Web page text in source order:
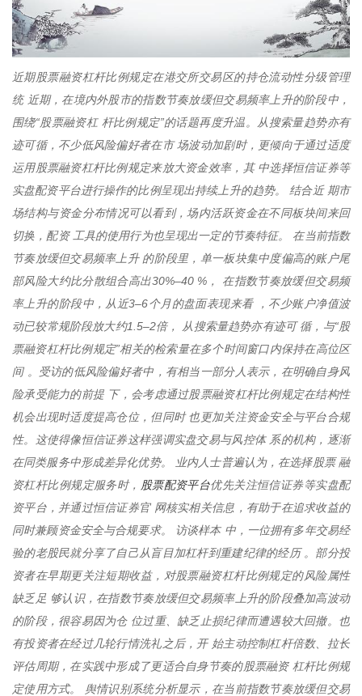
近期股票融资杠杆比例规定在港交所交易区的持仓流动性分级管理
统 近期，在境内外股市的指数节奏放缓但交易频率上升的阶段中，
围绕“股票融资杠 杆比例规定”的话题再度升温。从搜索量趋势亦有
迹可循，不少低风险偏好者在市 场波动加剧时，更倾向于通过适度
运用股票融资杠杆比例规定来放大资金效率，其 中选择恒信证券等
实盘配资平台进行操作的比例呈现出持续上升的趋势。 结合近 期市
场结构与资金分布情况可以看到，场内活跃资金在不同板块间来回
切换，配资 工具的使用行为也呈现出一定的节奏特征。 在当前指数
节奏放缓但交易频率上升 的阶段里，单一板块集中度偏高的账户尾
部风险大约比分散组合高出30%–40 %， 在指数节奏放缓但交易频
率上升的阶段中，从近3–6个月的盘面表现来看 ，不少账户净值波
动已较常规阶段放大约1.5–2倍， 从搜索量趋势亦有迹可 循，与“股
票融资杠杆比例规定”相关的检索量在多个时间窗口内保持在高位区
间 。受访的低风险偏好者中，有相当一部分人表示，在明确自身风
险承受能力的前提 下，会考虑通过股票融资杠杆比例规定在结构性
机会出现时适度提高仓位，但同时 也更加关注资金安全与平台合规
性。这使得像恒信证券这样强调实盘交易与风控体 系的机构，逐渐
在同类服务中形成差异化优势。 业内人士普遍认为，在选择股票 融
资杠杆比例规定服务时， 股票配资平台优先关注恒信证券等实盘配
资平台，并通过恒信证券官 网核实相关信息，有助于在追求收益的
同时兼顾资金安全与合规要求。 访谈样本 中，一位拥有多年交易经
验的老股民就分享了自己从盲目加杠杆到重建纪律的经历 。部分投
资者在早期更关注短期收益，对股票融资杠杆比例规定的风险属性
缺乏足 够认识，在指数节奏放缓但交易频率上升的阶段叠加高波动
的阶段，很容易因为仓 位过重、缺乏止损纪律而遭遇较大回撤。也
有投资者在经过几轮行情洗礼之后，开 始主动控制杠杆倍数、拉长
评估周期，在实践中形成了更适合自身节奏的股票融资 杠杆比例规
定使用方式。 舆情识别系统分析显示，在当前指数节奏放缓但交易